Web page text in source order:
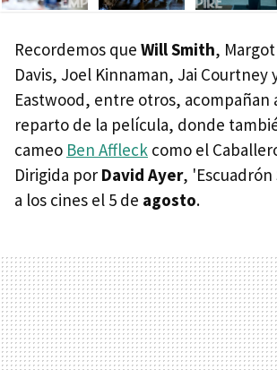
Recordemos que Will Smith,
Davis, Joel Kinnaman, Jai Courtney
Eastwood, entre otros, acompañan
reparto de la película, donde
cameo Ben Affleck como el
Dirigida por David Ayer, 'Escuadrón
a los cines el 5 de agosto.